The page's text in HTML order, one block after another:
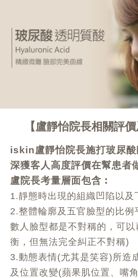
盧靜怡院長相關評
iskin盧靜怡院長施打玻尿酸
深獲客人高度評價在幫患者
盧院長考量層面包含︰
1.靜態時出現的組織凹陷以及
2.整體輪廓及五官臉型的比例
數人臉型都是不對稱的，可
衡，但無法完全糾正不對稱)
3.動態表情(尤其是笑容)所造
及位置改變(蘋果肌位置、嘴